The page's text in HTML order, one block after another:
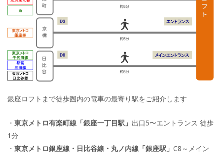
銀座ロフトまで徒歩圏内の電車の最寄り駅をご紹介します
・ 東京メトロ有楽町線「銀座一丁目駅」 出口5〜エントランス 徒歩
1分
・ 東京メトロ銀座線・日比谷線・丸ノ内線「銀座駅」 C8～メイン